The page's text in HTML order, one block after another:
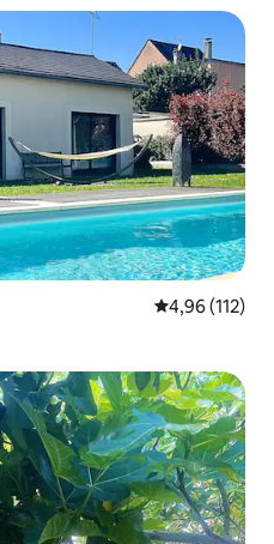
dos hóspedes
4,96 de uma
4,96 (112)